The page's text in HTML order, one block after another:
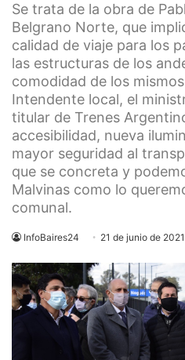
Se trata de la obra de
Belgrano Norte, que
calidad de viaje para los
las estructuras de los
comodidad de los
Intendente local, el
titular de Trenes
accesibilidad, nueva
mayor seguridad al
que se concreta y
Malvinas como lo
comunal.
InfoBaires24 21 de junio de 2021